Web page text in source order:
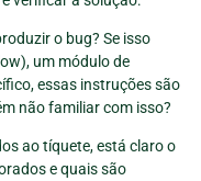
o bug? Se isso
um módulo de
essas instruções são
não familiar com isso?
ao tíquete, está claro o
e quais são